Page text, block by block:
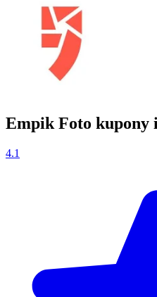
Empik Foto kupony
4.1